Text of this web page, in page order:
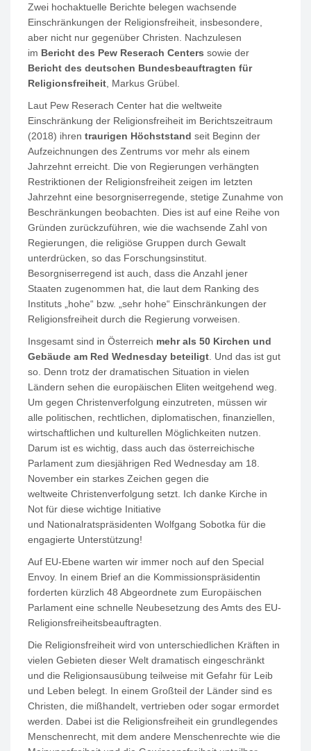
Zwei hochaktuelle Berichte belegen wachsende
Einschränkungen der Religionsfreiheit, insbesondere,
aber nicht nur gegenüber Christen. Nachzulesen
im Bericht des Pew Reserach Centers sowie der
Bericht des deutschen Bundesbeauftragten für
Religionsfreiheit , Markus Grübel.
Laut Pew Reserach Center hat die weltweite
Einschränkung der Religionsfreiheit im Berichtszeitraum
(2018) ihren traurigen Höchststand seit Beginn der
Aufzeichnungen des Zentrums vor mehr als einem
Jahrzehnt erreicht. Die von Regierungen verhängten
Restriktionen der Religionsfreiheit zeigen im letzten
Jahrzehnt eine besorgniserregende, stetige Zunahme von
Beschränkungen beobachten. Dies ist auf eine Reihe von
Gründen zurückzuführen, wie die wachsende Zahl von
Regierungen, die religiöse Gruppen durch Gewalt
unterdrücken, so das Forschungsinstitut.
Besorgniserregend ist auch, dass die Anzahl jener
Staaten zugenommen hat, die laut dem Ranking des
Instituts „hohe“ bzw. „sehr hohe“ Einschränkungen der
Religionsfreiheit durch die Regierung vorweisen.
Insgesamt sind in Österreich mehr als 50 Kirchen und
Gebäude am Red Wednesday beteiligt . Und das ist gut
so. Denn trotz der dramatischen Situation in vielen
Ländern sehen die europäischen Eliten weitgehend weg.
Um gegen Christenverfolgung einzutreten, müssen wir
alle politischen, rechtlichen, diplomatischen, finanziellen,
wirtschaftlichen und kulturellen Möglichkeiten nutzen.
Darum ist es wichtig, dass auch das österreichische
Parlament zum diesjährigen Red Wednesday am 18.
November ein starkes Zeichen gegen die
weltweite Christenverfolgung setzt. Ich danke Kirche in
Not für diese wichtige Initiative
und Nationalratspräsidenten Wolfgang Sobotka für die
engagierte Unterstützung!
Auf EU-Ebene warten wir immer noch auf den Special
Envoy. In einem Brief an die Kommissionspräsidentin
forderten kürzlich 48 Abgeordnete zum Europäischen
Parlament eine schnelle Neubesetzung des Amts des EU-
Religionsfreiheitsbeauftragten.
Die Religionsfreiheit wird von unterschiedlichen Kräften in
vielen Gebieten dieser Welt dramatisch eingeschränkt
und die Religionsausübung teilweise mit Gefahr für Leib
und Leben belegt. In einem Großteil der Länder sind es
Christen, die mißhandelt, vertrieben oder sogar ermordet
werden. Dabei ist die Religionsfreiheit ein grundlegendes
Menschenrecht, mit dem andere Menschenrechte wie die